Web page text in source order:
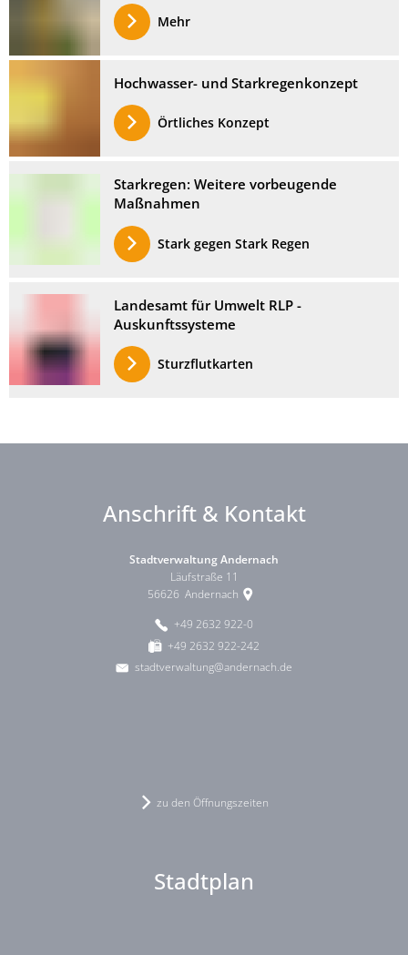
Mehr
Hochwasser- und Starkregenkonzept
Örtliches Konzept
Starkregen: Weitere vorbeugende
Maßnahmen
Stark gegen Stark Regen
Landesamt für Umwelt RLP -
Auskunftssysteme
Sturzflutkarten
Anschrift & Kontakt
Stadtverwaltung Andernach
Läufstraße 11
56626 Andernach
+49 2632 922-0
+49 2632 922-242
stadtverwaltung@andernach.de
zu den Öffnungszeiten
Stadtplan